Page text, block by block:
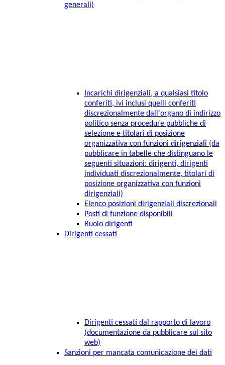
generali)
Incarichi dirigenziali, a qualsiasi titolo
conferiti, ivi inclusi quelli conferiti
discrezionalmente dall'organo di indirizzo
politico senza procedure pubbliche di
selezione e titolari di posizione
organizzativa con funzioni dirigenziali (da
pubblicare in tabelle che distinguano le
seguenti situazioni: dirigenti, dirigenti
individuati discrezionalmente, titolari di
posizione organizzativa con funzioni
dirigenziali)
Elenco posizioni dirigenziali discrezionali
Posti di funzione disponibili
Ruolo dirigenti
Dirigenti cessati
Dirigenti cessati dal rapporto di lavoro
(documentazione da pubblicare sul sito
web)
Sanzioni per mancata comunicazione dei dati